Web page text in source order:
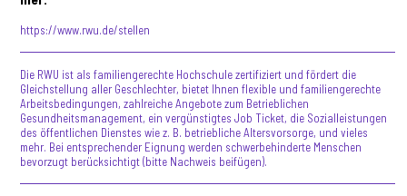
https://www.rwu.de/stellen
Die RWU ist als familiengerechte Hochschule zertifiziert und fördert die
Gleichstellung aller Geschlechter, bietet Ihnen flexible und familiengerechte
Arbeitsbedingungen, zahlreiche Angebote zum Betrieblichen
Gesundheitsmanagement, ein vergünstigtes Job Ticket, die Sozialleistungen
des öffentlichen Dienstes wie z. B. betriebliche Altersvorsorge, und vieles
mehr. Bei entsprechender Eignung werden schwerbehinderte Menschen
bevorzugt berücksichtigt (bitte Nachweis beifügen).